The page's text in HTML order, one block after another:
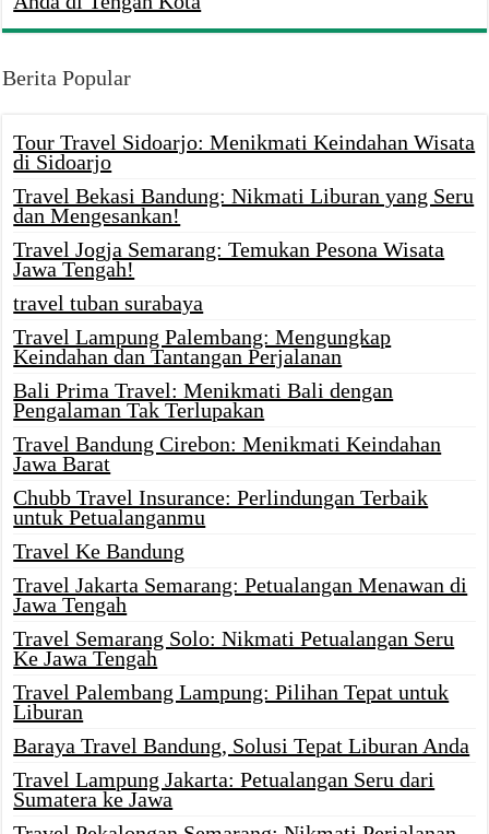
Berita Popular
Tour Travel Sidoarjo: Menikmati Keindahan Wisata
di Sidoarjo
Travel Bekasi Bandung: Nikmati Liburan yang Seru
dan Mengesankan!
Travel Jogja Semarang: Temukan Pesona Wisata
Jawa Tengah!
travel tuban surabaya
Travel Lampung Palembang: Mengungkap
Keindahan dan Tantangan Perjalanan
Bali Prima Travel: Menikmati Bali dengan
Pengalaman Tak Terlupakan
Travel Bandung Cirebon: Menikmati Keindahan
Jawa Barat
Chubb Travel Insurance: Perlindungan Terbaik
untuk Petualanganmu
Travel Ke Bandung
Travel Jakarta Semarang: Petualangan Menawan di
Jawa Tengah
Travel Semarang Solo: Nikmati Petualangan Seru
Ke Jawa Tengah
Travel Palembang Lampung: Pilihan Tepat untuk
Liburan
Baraya Travel Bandung, Solusi Tepat Liburan Anda
Travel Lampung Jakarta: Petualangan Seru dari
Sumatera ke Jawa